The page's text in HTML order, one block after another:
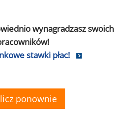
wynagradzasz swoich
stawki płac!
ponownie